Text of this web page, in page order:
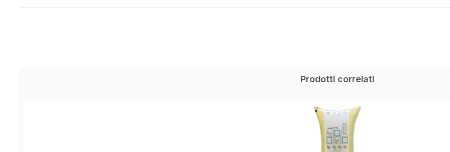
Prodotti correlati